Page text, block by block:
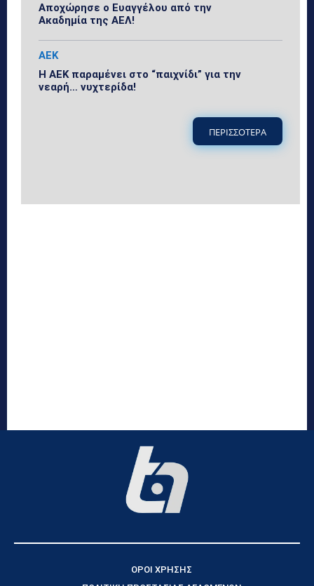
Αποχώρησε ο Ευαγγέλου από την
Ακαδημία της ΑΕΛ!
ΑΕΚ
Η ΑΕΚ παραμένει στο “παιχνίδι” για την
νεαρή… νυχτερίδα!
ΠΕΡΙΣΣΟΤΕΡΑ
ΟΡΟΙ ΧΡΗΣΗΣ